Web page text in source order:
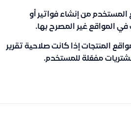
المستخدم من إنشاء فواتير أو
في المواقع غير المصرح بها.
المنتجات إذا كانت صلاحية تقرير
مفعّلة للمستخدم.